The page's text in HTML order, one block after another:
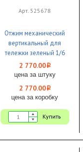
Арт. 525678
Отжим механический
вертикальный для
тележки зеленый 1/6
Uctem-Plas
2 770.00i
цена за штуку
2 770.00i
цена за коробку
Купить